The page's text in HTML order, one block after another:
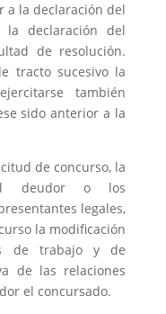
a la declaración del
la declaración del
de resolución.
tracto sucesivo la
también
sido anterior a la
de concurso, la
el deudor o los
legales,
la modificación
de trabajo y de
de las relaciones
el concursado.